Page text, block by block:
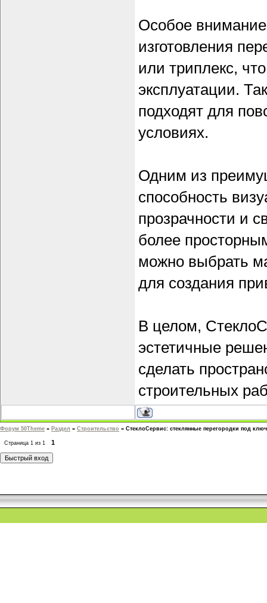
Особое внимание
изготовления
или триплекс,
эксплуатации.
подходят для
условиях.
Одним из
способность
прозрачности и
более
можно выбрать
для создания
В целом,
эстетичные
сделать
строительных
Форум 50Theme » Раздел » Строительство » СтеклоСервис: стеклянные перегородки под ключ
Страница 1 из 1 1